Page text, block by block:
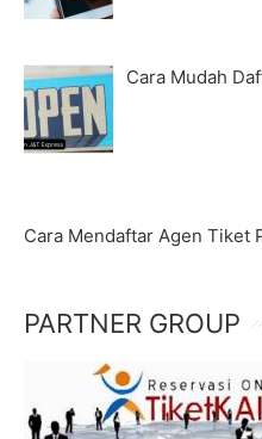
Cara Mudah
Cara Mendaftar Agen Tiket
PARTNER GROUP